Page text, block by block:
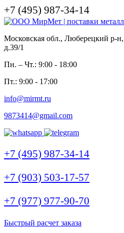
+7 (495) 987-34-14
Московская обл., Люберецкий р-
д.39/1
Пн. – Чт.: 9:00 - 18:00
Пт.: 9:00 - 17:00
info@mirmt.ru
9873414@gmail.com
+7 (495) 987-34-14
+7 (903) 503-17-57
+7 (977) 977-90-70
Быстрый расчет заказа